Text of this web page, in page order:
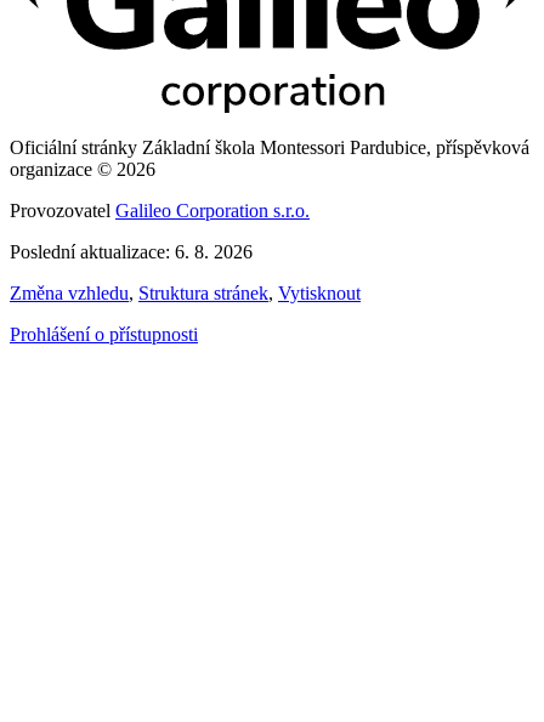
Oficiální stránky Základní škola Montessori Pardubice, příspěvková
organizace © 2026
Provozovatel Galileo Corporation s.r.o.
Poslední aktualizace: 6. 8. 2026
Změna vzhledu, Struktura stránek, Vytisknout
Prohlášení o přístupnosti